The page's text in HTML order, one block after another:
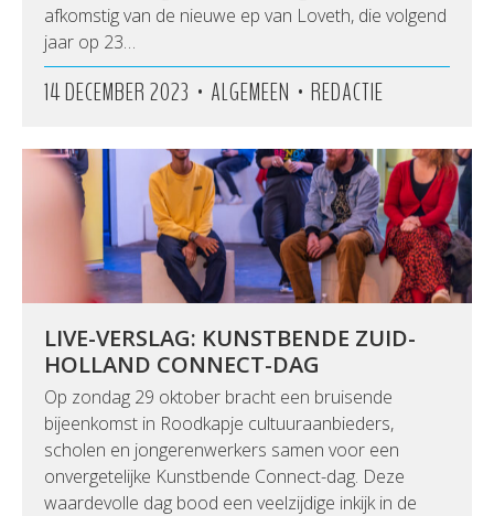
afkomstig van de nieuwe ep van Loveth, die volgend
jaar op 23…
14 DECEMBER 2023 • ALGEMEEN • REDACTIE
LIVE-VERSLAG: KUNSTBENDE ZUID-
HOLLAND CONNECT-DAG
Op zondag 29 oktober bracht een bruisende
bijeenkomst in Roodkapje cultuuraanbieders,
scholen en jongerenwerkers samen voor een
onvergetelijke Kunstbende Connect-dag. Deze
waardevolle dag bood een veelzijdige inkijk in de